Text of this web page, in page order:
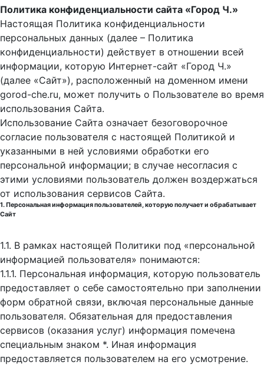
Политика конфиденциальности сайта «Город Ч.»
Настоящая Политика конфиденциальности
персональных данных (далее – Политика
конфиденциальности) действует в отношении всей
информации, которую Интернет-сайт «Город Ч.»
(далее «Сайт»), расположенный на доменном имени
gorod-che.ru, может получить о Пользователе во время
использования Cайта.
Использование Сайта означает безоговорочное
согласие пользователя с настоящей Политикой и
указанными в ней условиями обработки его
персональной информации; в случае несогласия с
этими условиями пользователь должен воздержаться
от использования сервисов Сайта.
1. Персональная информация пользователей, которую получает и обрабатывает
Сайт
1.1. В рамках настоящей Политики под «персональной
информацией пользователя» понимаются:
1.1.1. Персональная информация, которую пользователь
предоставляет о себе самостоятельно при заполнении
форм обратной связи, включая персональные данные
пользователя. Обязательная для предоставления
сервисов (оказания услуг) информация помечена
специальным знаком *. Иная информация
предоставляется пользователем на его усмотрение.